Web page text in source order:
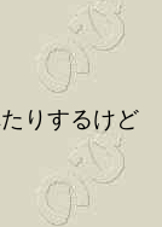
りするけど